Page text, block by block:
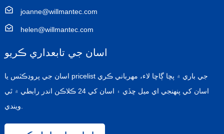
joanne@willmantec.com
helen@willmantec.com
اسان جي تابعداري ڪريو
اسان جي پروڊڪٽس يا pricelist جي باري ۾ پڇا ڳاڇا لاء، مهرباني ڪري
اسان کي پنهنجي اي ميل ڇڏي ۽ اسان کي 24 ڪلاڪن اندر رابطي ۾ ٿي